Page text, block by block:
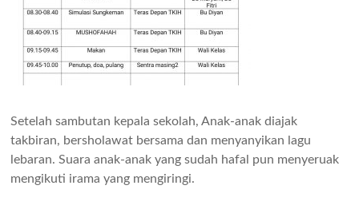
Setelah sambutan kepala sekolah, Anak-anak diajak
takbiran, bersholawat bersama dan menyanyikan lagu
lebaran. Suara anak-anak yang sudah hafal pun menyeruak
mengikuti irama yang mengiringi.